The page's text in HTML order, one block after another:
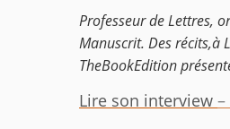
Professeur de Lettres,
Manuscrit. Des récits,à
TheBookEdition
Lire son interview